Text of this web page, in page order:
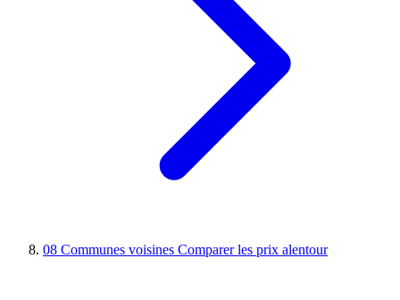
08 Communes voisines Comparer les prix alentour